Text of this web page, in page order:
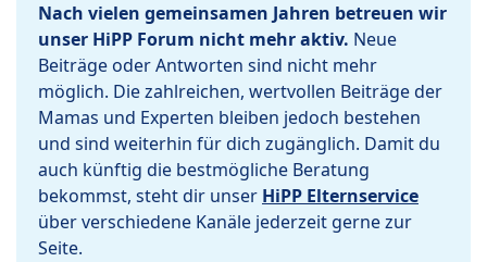
Nach vielen gemeinsamen Jahren betreuen wir
unser HiPP Forum nicht mehr aktiv. Neue
Beiträge oder Antworten sind nicht mehr
möglich. Die zahlreichen, wertvollen Beiträge der
Mamas und Experten bleiben jedoch bestehen
und sind weiterhin für dich zugänglich. Damit du
auch künftig die bestmögliche Beratung
bekommst, steht dir unser HiPP Elternservice
über verschiedene Kanäle jederzeit gerne zur
Seite.